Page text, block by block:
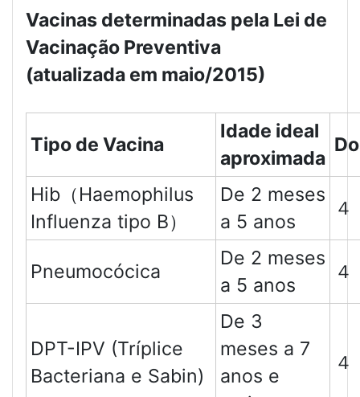
Vacinas determinadas pela Lei de
Vacinação Preventiva
(atualizada em maio/2015)
Tipo de Vacina
Idade ideal
aproximada
Hib（Haemophilus
Influenza tipo B）
De 2 meses
a 5 anos
４
Pneumocócica
De 2 meses
a 5 anos
４
DPT-IPV (Tríplice
Bacteriana e Sabin)
De 3
meses a 7
anos e
４